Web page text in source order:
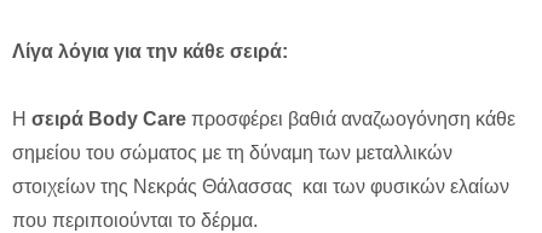
Λίγα λόγια για την κάθε σειρά:
Η σειρά Body Care προσφέρει βαθιά αναζωογόνηση κάθε
σημείου του σώματος με τη δύναμη των μεταλλικών
στοιχείων της Νεκράς Θάλασσας και των φυσικών ελαίων
που περιποιούνται το δέρμα.